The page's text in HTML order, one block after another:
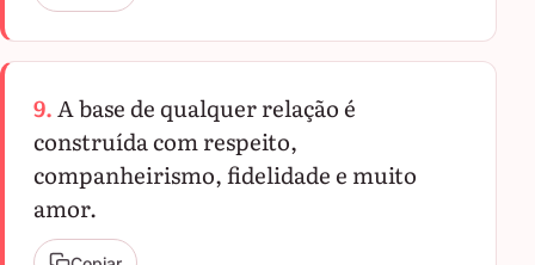
9.A base de qualquer relação é
construída com respeito,
companheirismo, fidelidade e muito
amor.